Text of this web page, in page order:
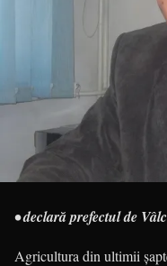
• declară prefectul de
Agricultura din ultimii